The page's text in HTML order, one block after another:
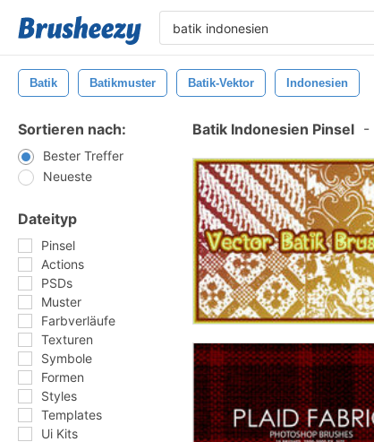
Batik Batikmuster Batik-Vektor Indonesien
Sortieren nach:
Bester Treffer
Neueste
Dateityp
Pinsel
Actions
PSDs
Muster
Farbverläufe
Texturen
Symbole
Formen
Styles
Templates
Ui Kits
Batik Indonesien Pinsel -